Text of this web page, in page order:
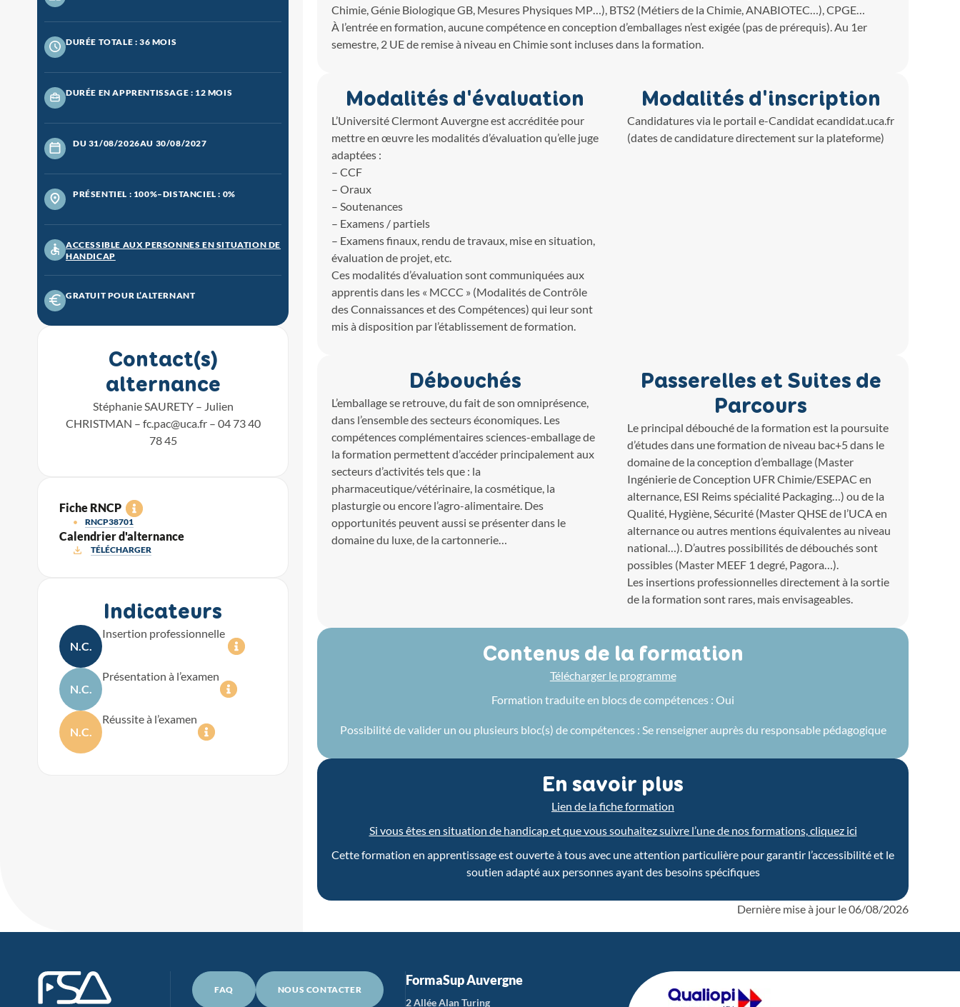
DURÉE TOTALE : 36 MOIS
DURÉE EN APPRENTISSAGE : 12 MOIS
DU 31/08/2026AU 30/08/2027
PRÉSENTIEL : 100%–DISTANCIEL : 0%
ACCESSIBLE AUX PERSONNES EN SITUATION DE
HANDICAP
GRATUIT POUR L’ALTERNANT
Contact(s)
alternance
Stéphanie SAURETY – Julien
CHRISTMAN – fc.pac@uca.fr– 04 73 40
78 45
Fiche RNCP
RNCP38701
Calendrier d'alternance
TÉLÉCHARGER
Indicateurs
N.C.
Insertion professionnelle
N.C.
Présentation à l’examen
N.C.
Réussite à l’examen
Chimie, Génie Biologique GB, Mesures Physiques MP…), BTS2 (Métiers de la Chimie, ANABIOTEC…), CPGE…
À l’entrée en formation, aucune compétence en conception d’emballages n’est exigée (pas de prérequis). Au 1er
semestre, 2 UE de remise à niveau en Chimie sont incluses dans la formation.
Modalités d'évaluation
L’Université Clermont Auvergne est accréditée pour
mettre en œuvre les modalités d’évaluation qu’elle juge
adaptées :
– CCF
– Oraux
– Soutenances
– Examens / partiels
– Examens finaux, rendu de travaux, mise en situation,
évaluation de projet, etc.
Ces modalités d’évaluation sont communiquées aux
apprentis dans les « MCCC » (Modalités de Contrôle
des Connaissances et des Compétences) qui leur sont
mis à disposition par l’établissement de formation.
Modalités d'inscription
Candidatures via le portail e-Candidat ecandidat.uca.fr
(dates de candidature directement sur la plateforme)
Débouchés
L’emballage se retrouve, du fait de son omniprésence,
dans l’ensemble des secteurs économiques. Les
compétences complémentaires sciences-emballage de
la formation permettent d’accéder principalement aux
secteurs d’activités tels que : la
pharmaceutique/vétérinaire, la cosmétique, la
plasturgie ou encore l’agro-alimentaire. Des
opportunités peuvent aussi se présenter dans le
domaine du luxe, de la cartonnerie…
Passerelles et Suites de
Parcours
Le principal débouché de la formation est la poursuite
d’études dans une formation de niveau bac+5 dans le
domaine de la conception d’emballage (Master
Ingénierie de Conception UFR Chimie/ESEPAC en
alternance, ESI Reims spécialité Packaging…) ou de la
Qualité, Hygiène, Sécurité (Master QHSE de l’UCA en
alternance ou autres mentions équivalentes au niveau
national…). D’autres possibilités de débouchés sont
possibles (Master MEEF 1 degré, Pagora…).
Les insertions professionnelles directement à la sortie
de la formation sont rares, mais envisageables.
Contenus de la formation
Télécharger le programme
Formation traduite en blocs de compétences : Oui
Possibilité de valider un ou plusieurs bloc(s) de compétences : Se renseigner auprès du responsable pédagogique
En savoir plus
Lien de la fiche formation
Si vous êtes en situation de handicap et que vous souhaitez suivre l’une de nos formations, cliquez ici
Cette formation en apprentissage est ouverte à tous avec une attention particulière pour garantir l’accessibilité et le
soutien adapté aux personnes ayant des besoins spécifiques
Dernière mise à jour le06/08/2026
FAQ NOUS CONTACTER
FormaSup Auvergne
2 Allée Alan Turing